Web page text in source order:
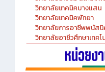
วิทยาลัยเทคนิคสัตหีบ
วิทยาลัยเกษตร และเทคโ
วิทยาลัยเทคนิคบางแสน
วิทยาลัยเทคนิคพัทยา
วิทยาลัยการอาชีพพนัส
วิทยาลัยอาชีวศึกษาเทค